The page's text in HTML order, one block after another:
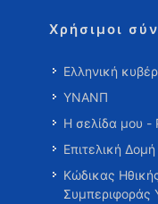
Χρήσιμοι
Ελληνική
ΥΝΑΝΠ
Η σελίδα μου -
Επιτελική
Κώδικας
Συμπεριφοράς